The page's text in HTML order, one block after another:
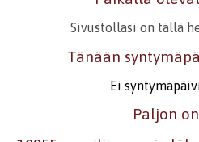
Sivustollasi on tällä
Tänään
Ei
Paljon